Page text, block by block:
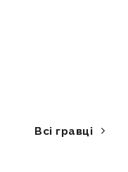
Всі гравці